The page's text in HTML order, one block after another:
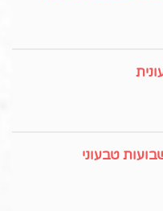
טבעוני